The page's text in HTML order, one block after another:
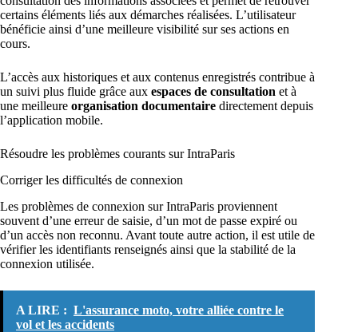
certains éléments liés aux démarches réalisées. L’utilisateur
bénéficie ainsi d’une meilleure visibilité sur ses actions en
cours.
L’accès aux historiques et aux contenus enregistrés contribue à
un suivi plus fluide grâce aux espaces de consultation et à
une meilleure organisation documentaire directement depuis
l’application mobile.
Résoudre les problèmes courants sur IntraParis
Corriger les difficultés de connexion
Les problèmes de connexion sur IntraParis proviennent
souvent d’une erreur de saisie, d’un mot de passe expiré ou
d’un accès non reconnu. Avant toute autre action, il est utile de
vérifier les identifiants renseignés ainsi que la stabilité de la
connexion utilisée.
A LIRE : L'assurance moto, votre alliée contre le
vol et les accidents